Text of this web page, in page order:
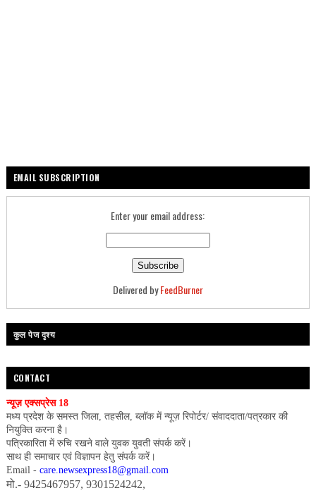
EMAIL SUBSCRIPTION
Enter your email address:
Delivered byFeedBurner
कुल पेज दृश्य
CONTACT
न्यूज़ एक्सप्रेस 18
मध्य प्रदेश के समस्त जिला, तहसील, ब्लॉक में न्यूज़ रिपोर्टर/ संवाददाता/पत्रकार की
नियुक्ति करना है।
पत्रिकारिता में रुचि रखने वाले युवक युवती संपर्क करें।
साथ ही समाचार एवं विज्ञापन हेतु संपर्क करें।
Email - care.newsexpress18@gmail.com
मो.- 9425467957, 9301524242,